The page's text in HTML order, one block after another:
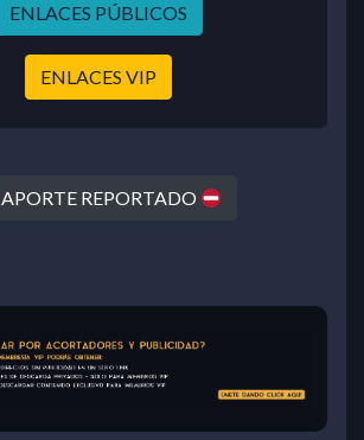
ENLACES PÚBLICOS
ENLACES VIP
APORTE REPORTADO